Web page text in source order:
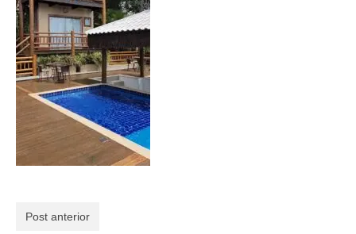
Post anterior